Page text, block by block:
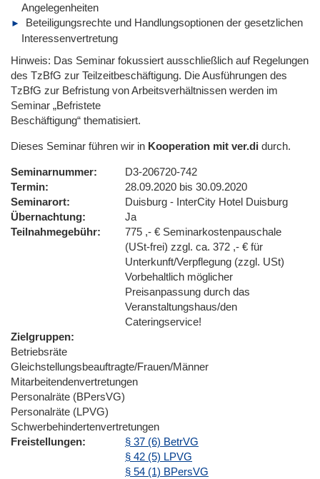
Angelegenheiten
Beteiligungsrechte und Handlungsoptionen der gesetzlichen
Interessenvertretung
Hinweis: Das Seminar fokussiert ausschließlich auf Regelungen
des TzBfG zur Teilzeitbeschäftigung. Die Ausführungen des
TzBfG zur Befristung von Arbeitsverhältnissen werden im
Seminar „Befristete
Beschäftigung“ thematisiert.
Dieses Seminar führen wir in Kooperation mit ver.di durch.
Seminarnummer
D3-206720-742
Termin
28.09.2020 bis 30.09.2020
Seminarort
Duisburg - InterCity Hotel Duisburg
Übernachtung
Ja
Teilnahmegebühr
775 ,- € Seminarkostenpauschale
(USt-frei) zzgl. ca. 372 ,- € für
Unterkunft/Verpflegung (zzgl. USt)
Vorbehaltlich möglicher
Preisanpassung durch das
Veranstaltungshaus/den
Cateringservice!
Zielgruppen
Betriebsräte
Gleichstellungsbeauftragte/Frauen/Männer
Mitarbeitendenvertretungen
Personalräte (BPersVG)
Personalräte (LPVG)
Schwerbehindertenvertretungen
Freistellungen
§ 37 (6) BetrVG
§ 42 (5) LPVG
§ 54 (1) BPersVG